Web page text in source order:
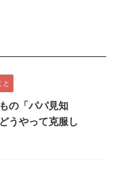
と
の「パパ見知
うやって克服し